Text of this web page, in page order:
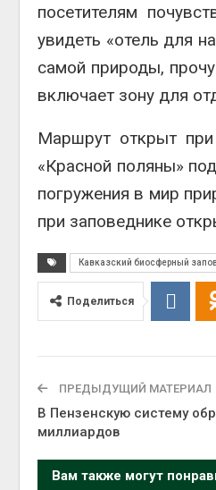
посетителям
увидеть «отель для
самой природы,
включает зону для
Маршрут открыт
«Красной поляны»
погружения в мир
при заповеднике
Кавказский биосферный
Поделиться
ПРЕДЫДУЩИЙ МАТЕРИАЛ
В Пензенскую систему
миллиардов
Вам также могут